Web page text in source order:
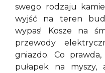
swego rodzaju
wyjść na teren
wypas! Kosze na
przewody
gniazdo. Co
pułapek na